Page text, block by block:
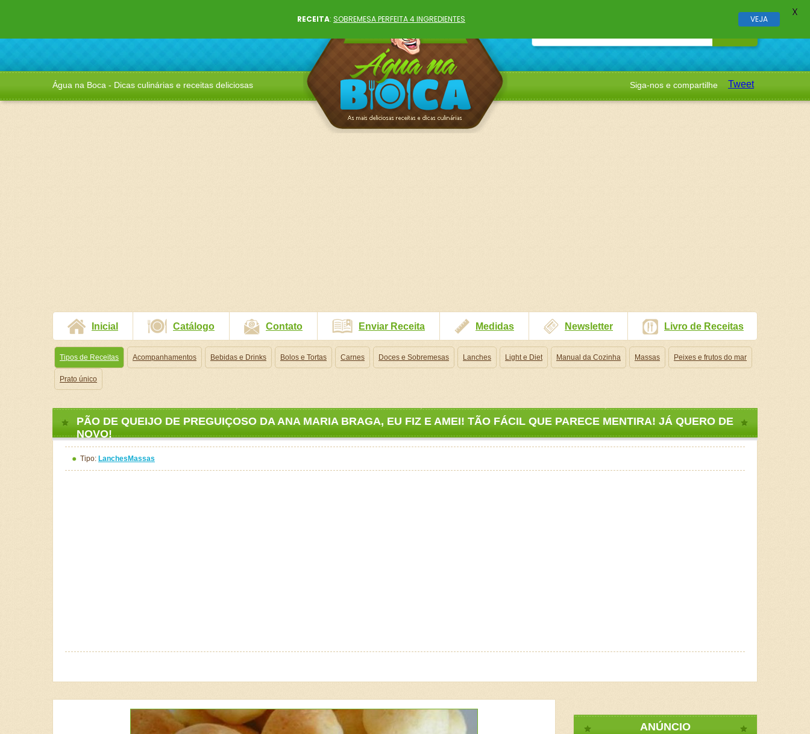
Água na Boca - Dicas culinárias e receitas deliciosas Siga-nos e compartilhe Tweet
Inicial Catálogo Contato Enviar Receita Medidas Newsletter Livro de Receitas
Tipos de Receitas Acompanhamentos Bebidas e Drinks Bolos e Tortas Carnes Doces e Sobremesas Lanches Light e Diet Manual da Cozinha Massas Peixes e frutos do mar
Prato único
PÃO DE QUEIJO DE PREGUIÇOSO DA ANA MARIA BRAGA, EU FIZ E AMEI! TÃO FÁCIL QUE PARECE MENTIRA! JÁ QUERO DE
NOVO!
Tipo: Lanches Massas
ANÚNCIO
RECEITA: SOBREMESA PERFEITA 4 INGREDIENTES VEJA
X